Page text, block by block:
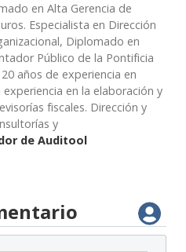
en Alta Gerencia de
Especialista en Dirección
Diplomado en
Público de la Pontificia
años de experiencia en
en la elaboración y
fiscales. Dirección y
y
de Auditool